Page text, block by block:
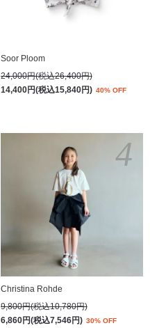
Soor Ploom
24,000円(税込26,400円)
14,400円(税込15,840円) 40% OFF
Christina Rohde
9,800円(税込10,780円)
6,860円(税込7,546円) 30% OFF
4